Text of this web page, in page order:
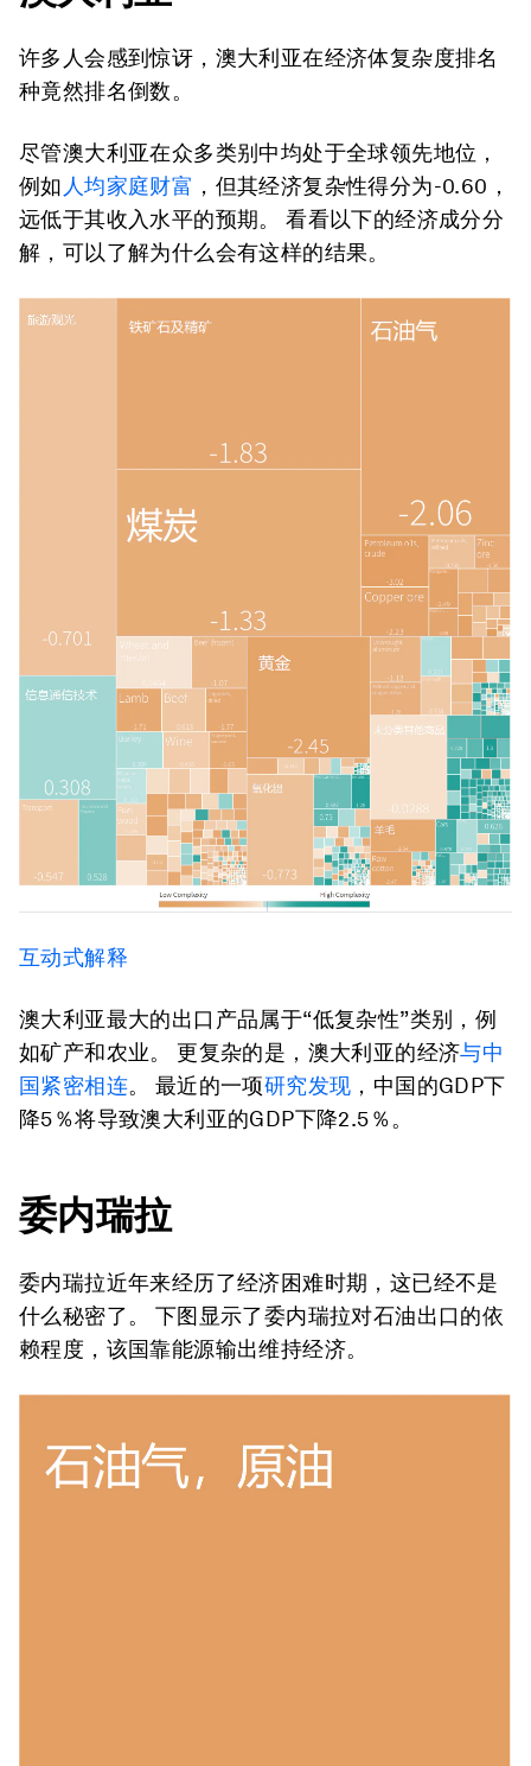
许多人会感到惊讶，澳大利亚在经济体复杂度排名
种竟然排名倒数。
尽管澳大利亚在众多类别中均处于全球领先地位，
例如 人均家庭财富 ，但其经济复杂性得分为-0.60，
远低于其收入水平的预期。 看看以下的经济成分分
解，可以了解为什么会有这样的结果。
互动式解释
澳大利亚最大的出口产品属于“低复杂性”类别，例
如矿产和农业。 更复杂的是，澳大利亚的经济与中
国紧密相连。 最近的一项研究发现 ，中国的GDP下
降5％将导致澳大利亚的GDP下降2.5％。
委内瑞拉
委内瑞拉近年来经历了经济困难时期，这已经不是
什么秘密了。 下图显示了委内瑞拉对石油出口的依
赖程度，该国靠能源输出维持经济。